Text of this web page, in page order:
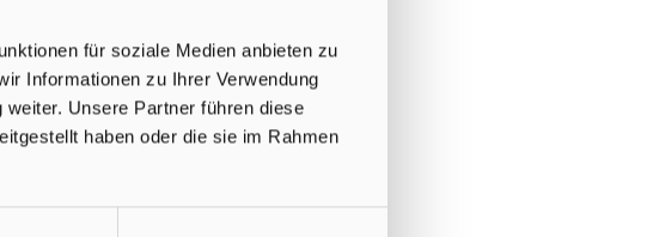
für soziale Medien anbieten zu
Informationen zu Ihrer Verwendung
Unsere Partner führen diese
haben oder die sie im Rahmen